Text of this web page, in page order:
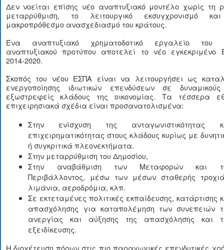
Δεν νοείται επίσης νέο αναπτυξιακό μοντέλο χωρίς τη
μεταρρύθμιση, το λειτουργικό εκσυγχρονισμό
μακροπρόθεσμο ανασχεδιασμό του κράτους.
Ένα αναπτυξιακό χρηματοδοτικό εργαλείο του
αναπτυξιακού προτύπου αποτελεί το νέο εγκεκριμένο
2014-2020.
Σκοπός του νέου ΕΣΠΑ είναι να λειτουργήσει ως
ενεργοποίησης ιδιωτικών επενδύσεων σε
εξωστρεφείς κλάδους της οικονομίας. Τα τέσσερα
επιχειρησιακά σχέδια είναι προσανατολισμένα:
Στην ενίσχυση της ανταγωνιστικότητας
επιχειρηματικότητας στους κλάδους κυρίως με
ή συγκριτικά πλεονεκτήματα.
Στην μεταρρύθμιση του Δημοσίου,
Στην αναβάθμιση των Μεταφορών και
Περιβάλλοντος, μέσω των μέσων σταθερής
λιμάνια, αεροδρόμια, κλπ.
Σε εκτεταμένες πολιτικές εκπαίδευσης, κατάρτισης
απασχόλησης για καταπολέμηση των συνεπειών
ανεργίας και αύξησης της απασχόλησης και
εξειδίκευσης.
Η διοχέτευση πόρων στις πιο παραγωγικές επενδυτικές